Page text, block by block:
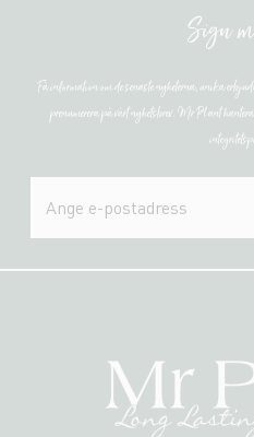
Sign
Få information om de senaste nyheterna, unika
prenumerera på vårt nyhetsbrev. Mr Plant